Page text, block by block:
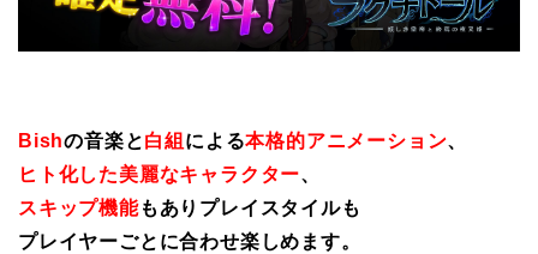
Bishの音楽と白組 による本格的アニメーション、
ヒト化した美麗なキャラクター、
スキップ機能もありプレイスタイルも
プレイヤーごとに合わせ楽しめます。